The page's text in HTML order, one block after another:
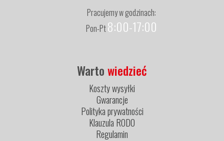
Pracujemy w godzinach:
Pon-Pt8:00-17:00
Wartowiedzieć
Koszty wysyłki
Gwarancje
Polityka prywatności
Klauzula RODO
Regulamin